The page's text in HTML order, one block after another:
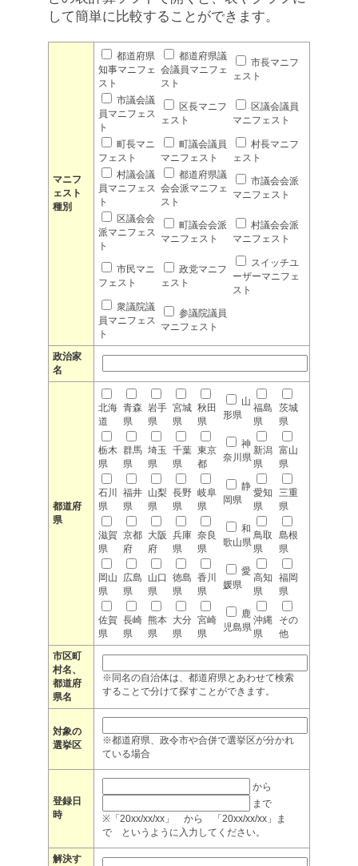
して簡単に比較することができます。
マニフ
ェスト
種別
都道府県
知事マニフェ
スト
都道府県議
会議員マニフェ
スト
市長マニフ
ェスト
市議会議
員マニフェス
ト
区長マニフ
ェスト
区議会議員
マニフェスト
町長マニ
フェスト
町議会議員
マニフェスト
村長マニフ
ェスト
村議会議
員マニフェス
ト
都道府県議
会会派マニフェ
スト
市議会会派
マニフェスト
区議会会
派マニフェス
ト
町議会会派
マニフェスト
村議会会派
マニフェスト
市民マニ
フェスト
政党マニフ
ェスト
スイッチユ
ーザーマニフェ
スト
衆議院議
員マニフェス
ト
参議院議員
マニフェスト
政治家
名
都道府
県
北海
道
青森
県
岩手
県
宮城
県
秋田
県
山
形県
福島
県
茨城
県
栃木
県
群馬
県
埼玉
県
千葉
県
東京
都
神
奈川県
新潟
県
富山
県
石川
県
福井
県
山梨
県
長野
県
岐阜
県
静
岡県
愛知
県
三重
県
滋賀
県
京都
府
大阪
府
兵庫
県
奈良
県
和
歌山県
鳥取
県
島根
県
岡山
県
広島
県
山口
県
徳島
県
香川
県
愛
媛県
高知
県
福岡
県
佐賀
県
長崎
県
熊本
県
大分
県
宮崎
県
鹿
児島県
沖縄
県
その
他
市区町
村名、
都道府
県名
※同名の自治体は、都道府県とあわせて検索
することで分けて探すことができます。
対象の
選挙区
※都道府県、政令市や合併で選挙区が分かれ
ている場合
登録日
時
から
まで
※「20xx/xx/xx」 から 「20xx/xx/xx」ま
で というように入力してください。
解決す